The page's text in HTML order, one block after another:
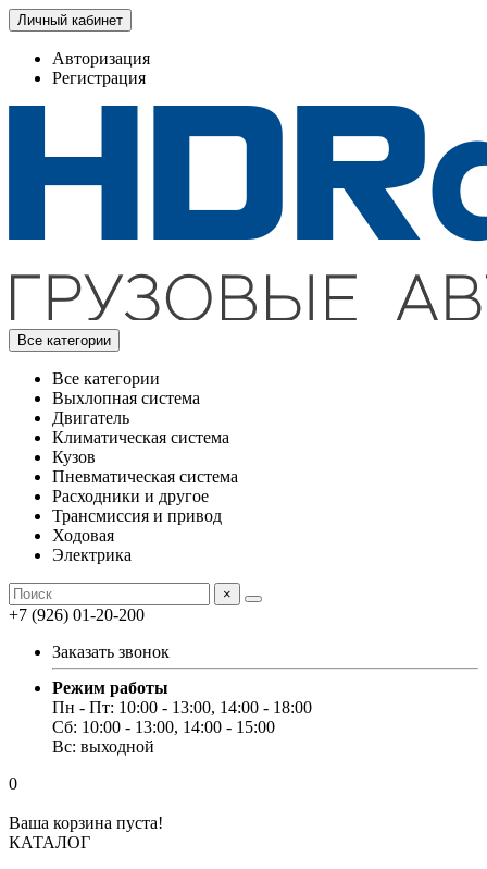
Личный кабинет
Авторизация
Регистрация
Все категории
Все категории
Выхлопная система
Двигатель
Климатическая система
Кузов
Пневматическая система
Расходники и другое
Трансмиссия и привод
Ходовая
Электрика
×
+7 (926) 01-20-200
Заказать звонок
Режим работы
Пн - Пт: 10:00 - 13:00, 14:00 - 18:00
Сб: 10:00 - 13:00, 14:00 - 15:00
Вс: выходной
0
Ваша корзина пуста!
КАТАЛОГ